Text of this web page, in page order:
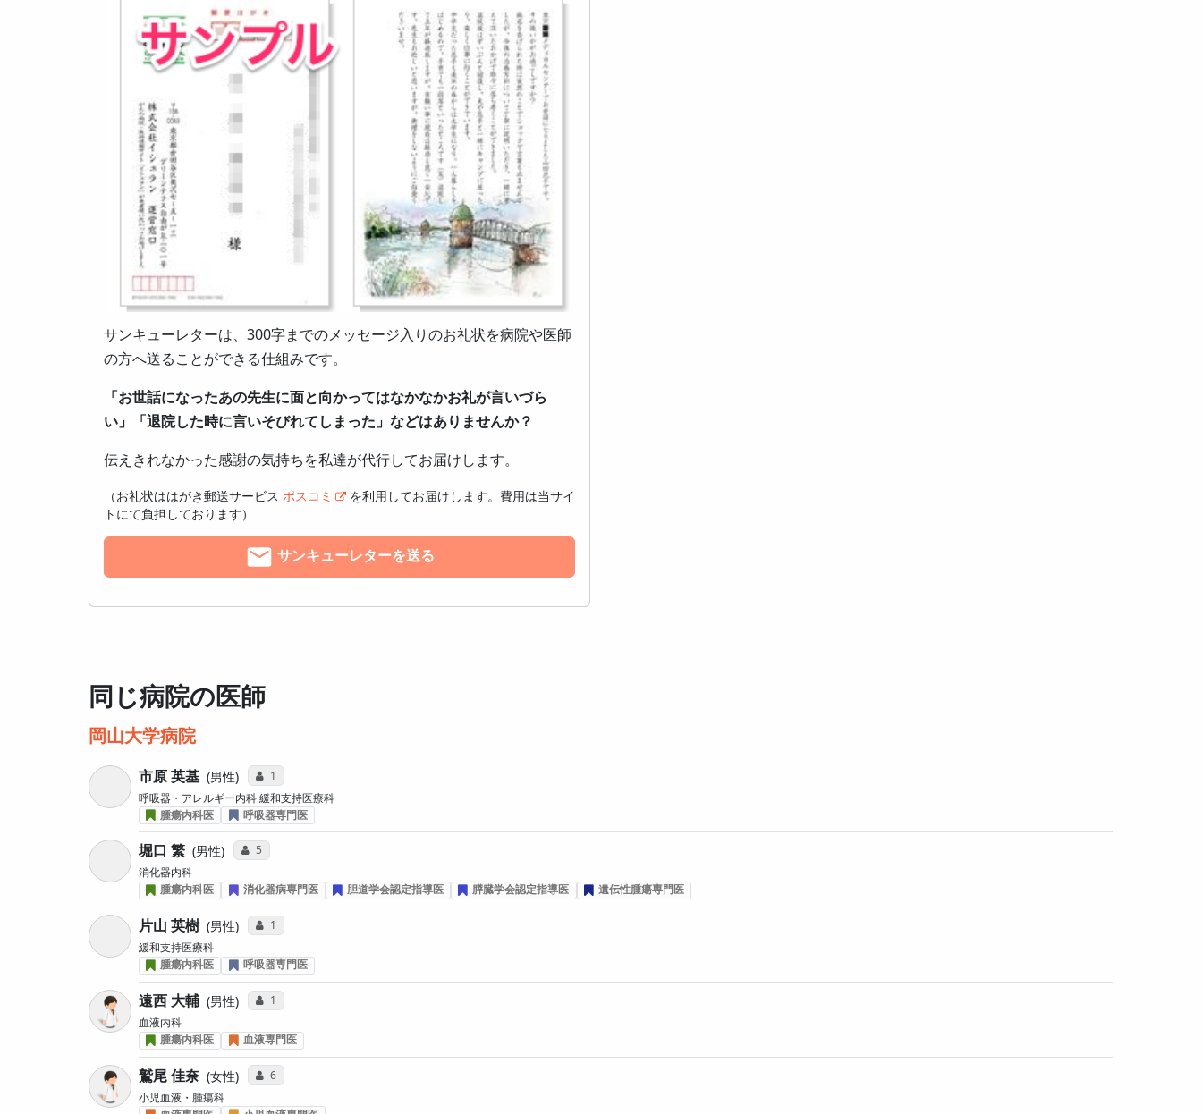
サンキューレターは、300字までのメッセージ入りのお礼状を病院や医師
の方へ送ることができる仕組みです。
「お世話になったあの先生に面と向かってはなかなかお礼が言いづら
い」「退院した時に言いそびれてしまった」などはありませんか？
伝えきれなかった感謝の気持ちを私達が代行してお届けします。
（お礼状ははがき郵送サービス ポスコミ
を利用してお届けします。費用は当サイ
トにて負担しております）
サンキューレターを送る
同じ病院の医師
岡山大学病院
市原 英基 男性 コミュニケーション・タイプ投票数
1
呼吸器・アレルギー内科 緩和支持医療科
腫瘍内科医
呼吸器専門医
堀口 繁 男性 コミュニケーション・タイプ投票数
5
消化器内科
腫瘍内科医
消化器病専門医 胆道学会認定指導医 膵臓学会認定指導医 遺伝性腫瘍専門医
片山 英樹 男性 コミュニケーション・タイプ投票数
1
緩和支持医療科
腫瘍内科医
呼吸器専門医
遠西 大輔 男性 コミュニケーション・タイプ投票数
1
血液内科
腫瘍内科医
血液専門医
鷲尾 佳奈 女性 コミュニケーション・タイプ投票数
6
小児血液・腫瘍科